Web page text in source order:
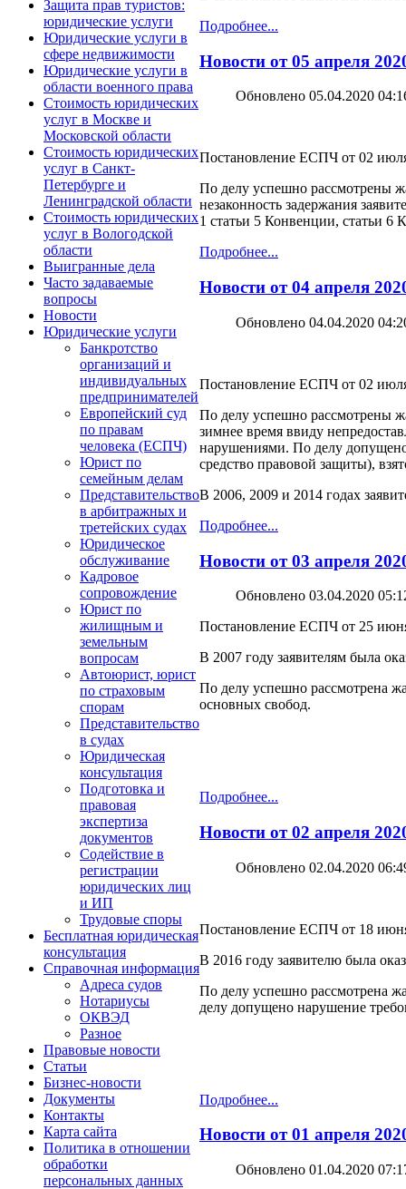
Защита прав туристов:
юридические услуги
Юридические услуги в
сфере недвижимости
Юридические услуги в
области военного права
Стоимость юридических
услуг в Москве и
Московской области
Стоимость юридических
услуг в Санкт-
Петербурге и
Ленинградской области
Стоимость юридических
услуг в Вологодской
области
Выигранные дела
Часто задаваемые
вопросы
Новости
Юридические услуги
Банкротство
организаций и
индивидуальных
предпринимателей
Европейский суд
по правам
человека (ЕСПЧ)
Юрист по
семейным делам
Представительство
в арбитражных и
третейских судах
Юридическое
обслуживание
Кадровое
сопровождение
Юрист по
жилищным и
земельным
вопросам
Автоюрист, юрист
по страховым
спорам
Представительство
в судах
Юридическая
консультация
Подготовка и
правовая
экспертиза
документов
Содействие в
регистрации
юридических лиц
и ИП
Трудовые споры
Бесплатная юридическая
консультация
Справочная информация
Адреса судов
Нотариусы
ОКВЭД
Разное
Правовые новости
Статьи
Бизнес-новости
Документы
Контакты
Карта сайта
Политика в отношении
обработки
персональных данных
Подробнее...
Новости от 05 апреля
Обновлено 05.04.2020
Постановление ЕСПЧ от 02
По делу успешно рассмотрены
незаконность задержания
1 статьи 5 Конвенции, статьи
Подробнее...
Новости от 04 апреля
Обновлено 04.04.2020
Постановление ЕСПЧ от 02
По делу успешно рассмотрены
зимнее время ввиду
нарушениями. По делу
средство правовой защиты),
В 2006, 2009 и 2014 годах
Подробнее...
Новости от 03 апреля
Обновлено 03.04.2020
Постановление ЕСПЧ от 25
В 2007 году заявителям была
По делу успешно рассмотрена
основных свобод.
Подробнее...
Новости от 02 апреля
Обновлено 02.04.2020
Постановление ЕСПЧ от 18
В 2016 году заявителю была
По делу успешно рассмотрена
делу допущено нарушение
Подробнее...
Новости от 01 апреля
Обновлено 01.04.2020